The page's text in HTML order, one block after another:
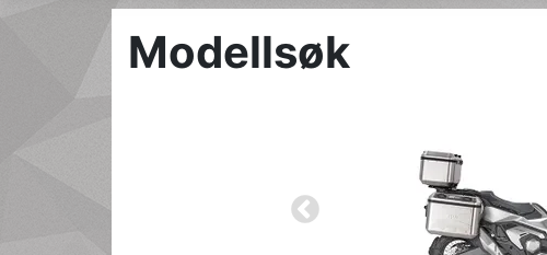
Modellsøk